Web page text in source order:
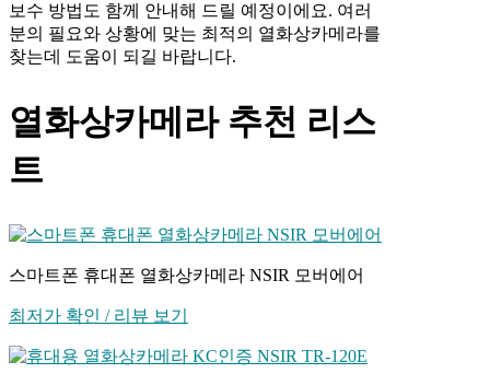
보수 방법도 함께 안내해 드릴 예정이에요. 여러
분의 필요와 상황에 맞는 최적의 열화상카메라를
찾는데 도움이 되길 바랍니다.
열화상카메라 추천 리스
트
스마트폰 휴대폰 열화상카메라 NSIR 모버에어
최저가 확인 / 리뷰 보기